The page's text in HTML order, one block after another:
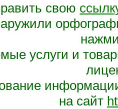
свою
услуги и
на сайт